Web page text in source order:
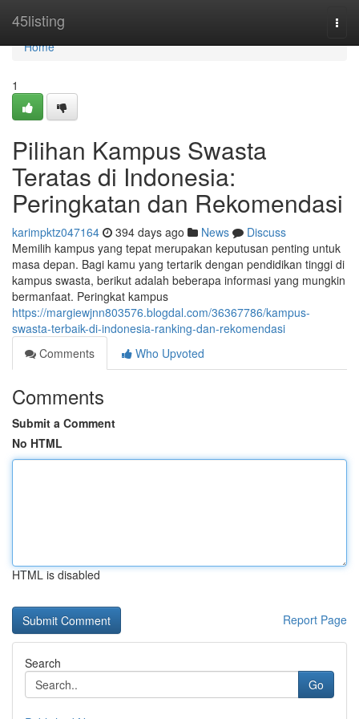
45listing
Home
Home
1
Pilihan Kampus Swasta
Teratas di Indonesia:
Peringkatan dan Rekomendasi
karimpktz047164 394 days ago News
Discuss
Memilih kampus yang tepat merupakan keputusan penting untuk
masa depan. Bagi kamu yang tertarik dengan pendidikan tinggi di
kampus swasta, berikut adalah beberapa informasi yang mungkin
bermanfaat. Peringkat kampus
https://margiewjnn803576.blogdal.com/36367786/kampus-
swasta-terbaik-di-indonesia-ranking-dan-rekomendasi
Comments
Who Upvoted
Comments
Submit a Comment
No HTML
HTML is disabled
Report Page
Search
Go